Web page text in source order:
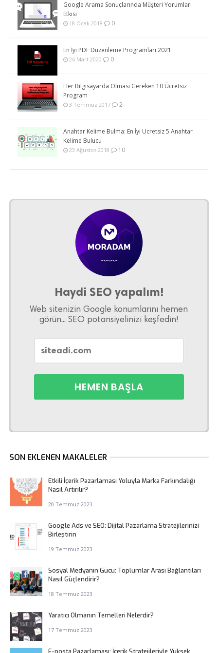
Google Arama Sonuçlarında Müşteri Yorumları
Etkisi
18 Ocak 2018 0
En İyi PDF Düzenleme Programları 2021
26 Mart 2020 0
Her Bilgisayarda Olması Gereken 10 Ücretsiz
Program
3 Temmuz 2017 2
Anahtar Kelime Bulma: En İyi Ücretsiz 5 Anahtar
Kelime Bulucu
23 Ağustos 2018 10
Haydi SEO yapalım!
Web sitenizin Google konumlarını hemen
görün... SEO potansiyelinizi keşfedin!
SON EKLENEN MAKALELER
Etkili İçerik Pazarlaması Yoluyla Marka Farkındalığı
Nasıl Artırılır?
20 Temmuz 2023
Google Ads ve SEO: Dijital Pazarlama Stratejilerinizi
Birleştirin
19 Temmuz 2023
Sosyal Medyanın Gücü: Toplumlar Arası Bağlantıları
Nasıl Güçlendirir?
18 Temmuz 2023
Yaratıcı Olmanın Temelleri Nelerdir?
17 Temmuz 2023